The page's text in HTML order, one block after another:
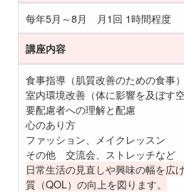
每年5月～8月 月1回 1時間程度
講座内容
食事指導（肌質改善のための食事）
室内環境改善（体に影響を及ぼす
要配慮者への理解と配慮
心のあり方
ファッション、メイクレッスン
その他 交流会、ストレッチなど
日常生活の見直しや興味の幅を広
質（QOL）の向上を図ります。